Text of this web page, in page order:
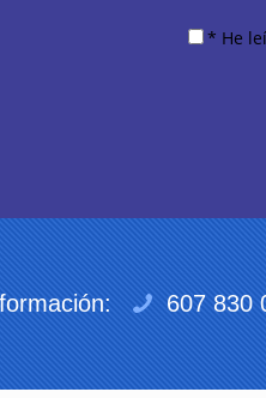
* He
607 830